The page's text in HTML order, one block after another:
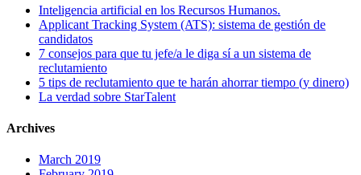
Inteligencia artificial en los Recursos Humanos.
Applicant Tracking System (ATS): sistema de gestión de
candidatos
7 consejos para que tu jefe/a le diga sí a un sistema de
reclutamiento
5 tips de reclutamiento que te harán ahorrar tiempo (y dinero)
La verdad sobre StarTalent
Archives
March 2019